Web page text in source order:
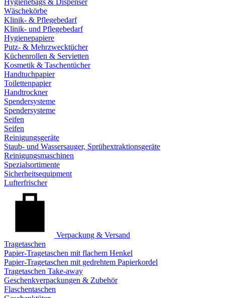
Hygienebags & Dispenser
Wäschekörbe
Klinik- & Pflegebedarf
Klinik- und Pflegebedarf
Hygienepapiere
Putz- & Mehrzwecktücher
Küchenrollen & Servietten
Kosmetik & Taschentücher
Handtuchpapier
Toilettenpapier
Handtrockner
Spendersysteme
Spendersysteme
Seifen
Seifen
Reinigungsgeräte
Staub- und Wassersauger, Sprühextraktionsgeräte
Reinigungsmaschinen
Spezialsortimente
Sicherheitsequipment
Lufterfrischer
Verpackung & Versand
Tragetaschen
Papier-Tragetaschen mit flachem Henkel
Papier-Tragetaschen mit gedrehtem Papierkordel
Tragetaschen Take-away
Geschenkverpackungen & Zubehör
Flaschentaschen